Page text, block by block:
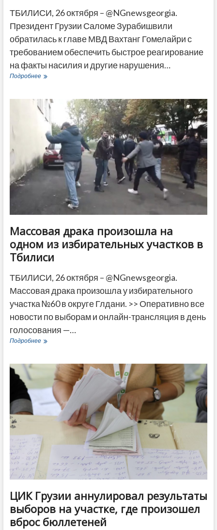
ТБИЛИСИ, 26 октября – @NGnewsgeorgia.
Президент Грузии Саломе Зурабишвили
обратилась к главе МВД Вахтанг Гомелайри с
требованием обеспечить быстрое реагирование
на факты насилия и другие нарушения…
ПодробнееЗурабишвили
МВД
Грузии
обеспечить
быстрое
реагирование
насилие
на
выборах
Массовая драка произошла на
одном из избирательных участков в
Тбилиси
ТБИЛИСИ, 26 октября – @NGnewsgeorgia.
Массовая драка произошла у избирательного
участка №60 в округе Глдани. >> Оперативно все
новости по выборам и онлайн-трансляция в день
голосования —…
ПодробнееМассовая
одном
избирательных
участков
Тбилиси
ЦИК Грузии аннулировал результаты
выборов на участке, где произошел
вброс бюллетеней